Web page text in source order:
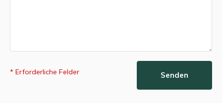
* Erforderliche Felder Senden